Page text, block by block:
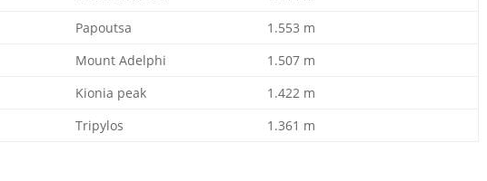
Papoutsa
1.553 m
Mount Adelphi
1.507 m
Kionia peak
1.422 m
Tripylos 1.361 m